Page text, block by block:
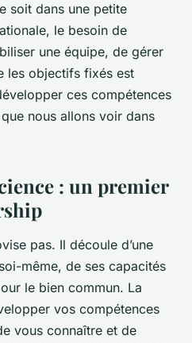
soit dans une petite
le besoin de
une équipe, de gérer
les objectifs fixés est
ces compétences
nous allons voir dans
: un premier
pas. Il découle d’une
même, de ses capacités
le bien commun. La
vos compétences
vous connaître et de